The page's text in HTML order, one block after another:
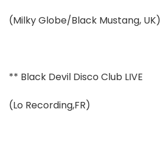
(Milky Globe/Black Mustang, UK)
** Black Devil Disco Club LIVE
(Lo Recording,FR)